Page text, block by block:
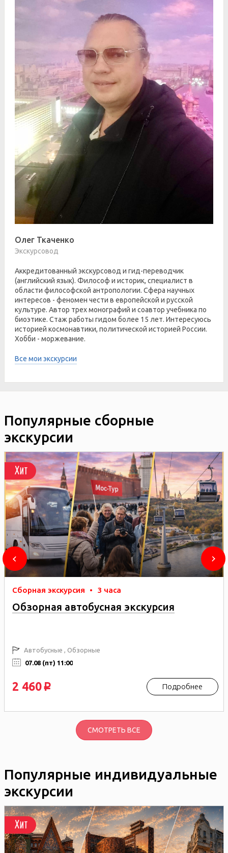
Олег Ткаченко
Экскурсовод
Аккредитованный экскурсовод и гид-переводчик
(английский язык). Философ и историк, специалист в
области философской антропологии. Сфера научных
интересов - феномен чести в европейской и русской
культуре. Автор трех монографий и соавтор учебника по
биоэтике. Стаж работы гидом более 15 лет. Интересуюсь
историей космонавтики, политической историей России.
Хобби - моржевание.
Все мои экскурсии
Популярные сборные
экскурсии
Хит
Сборная экскурсия • 3 часа
Обзорная автобусная экскурсия
Автобусные , Обзорные
07.08 (пт) 11:00
2 460 p Подробнее
СМОТРЕТЬ ВСЕ
Популярные индивидуальные
экскурсии
Хит